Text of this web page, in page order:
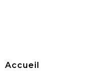
Accueil